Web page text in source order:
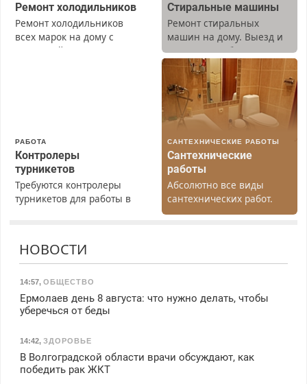
Ремонт холодильников
Ремонт холодильников
всех марок на дому с
гарантией. Замена
Стиральные машины
Ремонт стиральных
машин на дому. Выезд и
диагностика бесплатно.
Предусмотрены скидки.
РАБОТА
Контролеры
турникетов
Требуются контролеры
турникетов для работы в
работы любой.
Бесплатное проживание.
З/п – до 96000 рублей до
вычета налогов.
Ежемесячно
премия. Возможно
бесплатное обучение,
получение документов,
работа инспектором по
САНТЕХНИЧЕСКИЕ РАБОТЫ
Сантехнические
работы
Абсолютно все виды
сантехнических работ.
Быстро. Качественно.
НОВОСТИ
14:57, ОБЩЕСТВО
Ермолаев день 8 августа: что нужно делать, чтобы
уберечься от беды
14:42, ЗДОРОВЬЕ
В Волгоградской области врачи обсуждают, как
победить рак ЖКТ